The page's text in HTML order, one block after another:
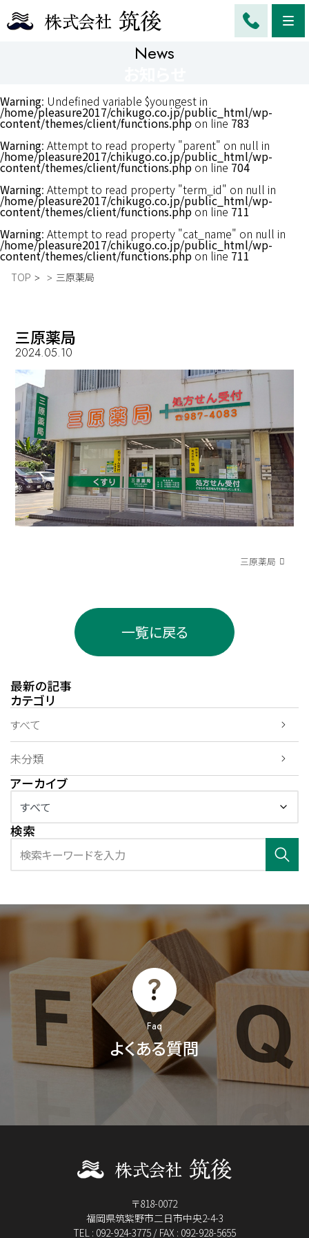
News
Warning: Undefined variable $youngest in
/home/pleasure2017/chikugo.co.jp/public_html/wp-
content/themes/client/functions.php on line 783
Warning: Attempt to read property "parent" on null in
/home/pleasure2017/chikugo.co.jp/public_html/wp-
content/themes/client/functions.php on line 704
Warning: Attempt to read property "term_id" on null in
/home/pleasure2017/chikugo.co.jp/public_html/wp-
content/themes/client/functions.php on line 711
Warning: Attempt to read property "cat_name" on null in
/home/pleasure2017/chikugo.co.jp/public_html/wp-
content/themes/client/functions.php on line 711
TOP 三原薬局
三原薬局
2024.05.10
三原薬局
一覧に戻る
最新の記事
カテゴリ
すべて
未分類
アーカイブ
検索
Faq
よくある質問
〒818-0072
福岡県筑紫野市二日市中央2-4-3
TEL : 092-924-3775 / FAX : 092-928-5655